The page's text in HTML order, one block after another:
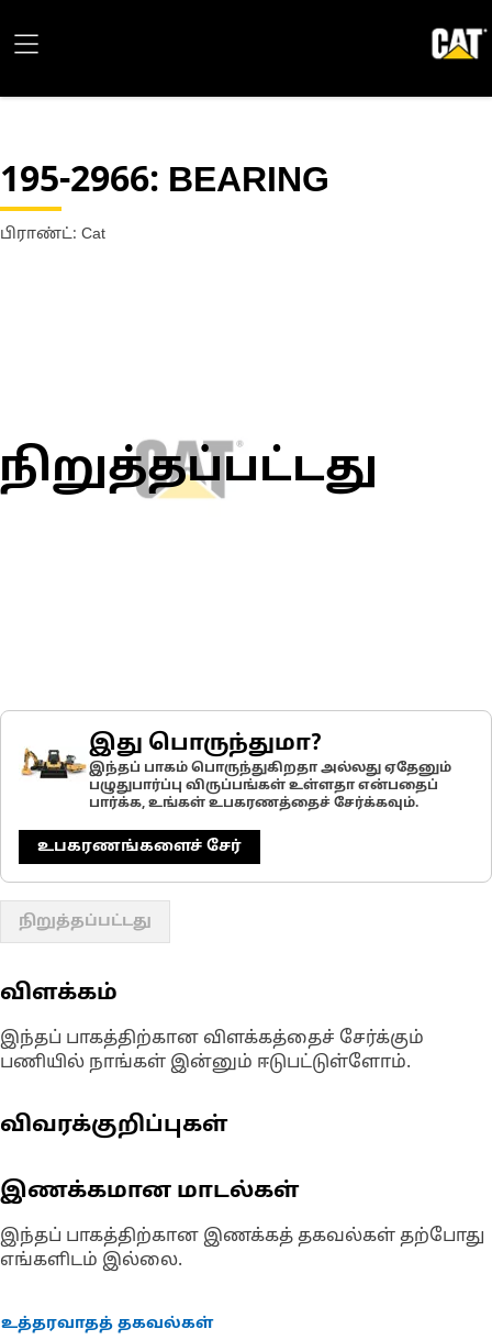
195-2966: BEARING
பிராண்ட்: Cat
நிறுத்தப்பட்டது
இது பொருந்துமா?
இந்தப் பாகம் பொருந்துகிறதா அல்லது ஏதேனும்
பழுதுபார்ப்பு விருப்பங்கள் உள்ளதா என்பதைப்
பார்க்க, உங்கள் உபகரணத்தைச் சேர்க்கவும்.
உபகரணங்களைச் சேர்
நிறுத்தப்பட்டது
விளக்கம்
இந்தப் பாகத்திற்கான விளக்கத்தைச் சேர்க்கும்
பணியில் நாங்கள் இன்னும் ஈடுபட்டுள்ளோம்.
விவரக்குறிப்புகள்
இணக்கமான மாடல்கள்
இந்தப் பாகத்திற்கான இணக்கத் தகவல்கள் தற்போது
எங்களிடம் இல்லை.
உத்தரவாதத் தகவல்கள்